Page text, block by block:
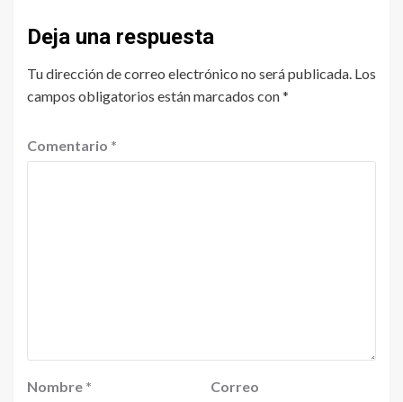
Deja una respuesta
Tu dirección de correo electrónico no será publicada. Los
campos obligatorios están marcados con*
Comentario *
Nombre *
Correo